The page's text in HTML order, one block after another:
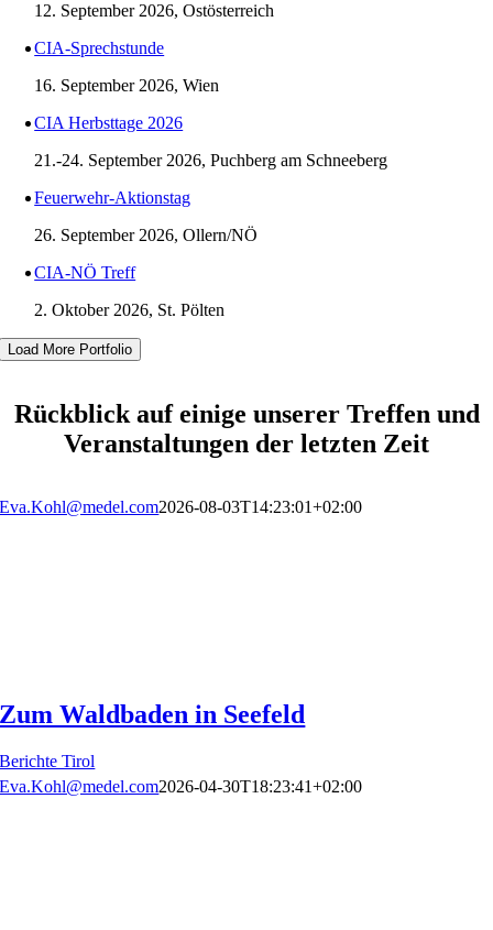
12. September 2026, Ostösterreich
CIA-Sprechstunde
16. September 2026, Wien
CIA Herbsttage 2026
21.-24. September 2026, Puchberg am Schneeberg
Feuerwehr-Aktionstag
26. September 2026, Ollern/NÖ
CIA-NÖ Treff
2. Oktober 2026, St. Pölten
Load More Portfolio
Rückblick auf einige unserer Treffen und
Veranstaltungen der letzten Zeit
Eva.Kohl@medel.com2026-08-03T14:23:01+02:00
Zum Waldbaden in Seefeld
Berichte Tirol
Eva.Kohl@medel.com2026-04-30T18:23:41+02:00